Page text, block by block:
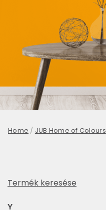
Home / JUB Home of Colours
Termék keresése
Y